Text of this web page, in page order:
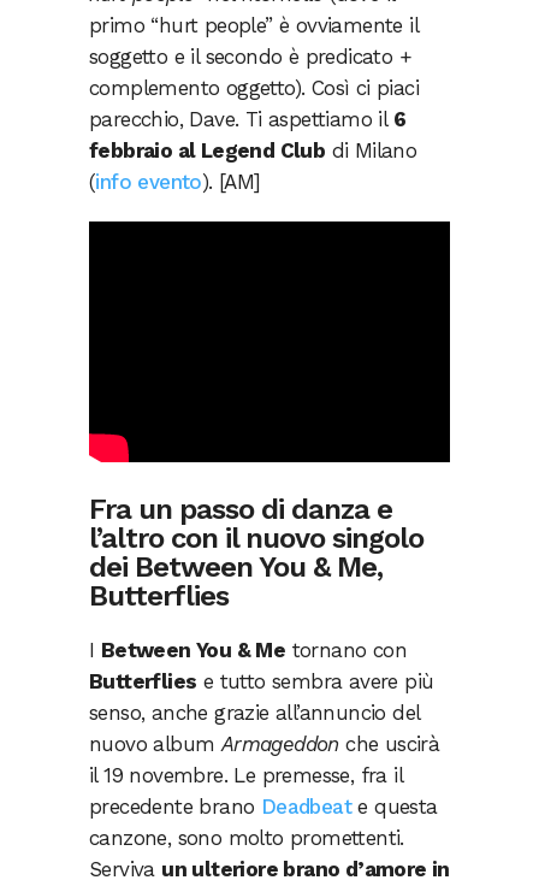
primo “hurt people” è ovviamente il
soggetto e il secondo è predicato +
complemento oggetto). Così ci piaci
parecchio, Dave. Ti aspettiamo il 6
febbraio al Legend Club di Milano
(info evento). [AM]
Fra un passo di danza e
l’altro con il nuovo singolo
dei Between You & Me,
Butterflies
I Between You & Me tornano con
Butterflies e tutto sembra avere più
senso, anche grazie all’annuncio del
nuovo album Armageddonche uscirà
il 19 novembre. Le premesse, fra il
precedente brano Deadbeate questa
canzone, sono molto promettenti.
Serviva un ulteriore brano d’amore in